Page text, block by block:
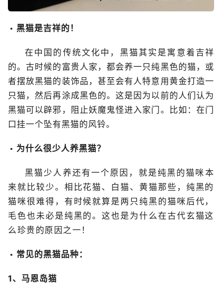
黑猫是吉祥的！
在中国的传统文化中，黑猫其实是寓意着吉祥
的。古时候的富贵人家，都会养一只纯黑色的猫，或
者摆放黑猫的装饰品，甚至会有人特意用黄金打造一
只猫，然后再涂成黑色的。这是因为以前的人们认为
黑猫可以辟邪，阻止妖魔鬼怪进入家门。比如：在门
口挂一个坠有黑猫的风铃。
为什么很少人养黑猫？
黑猫少人养还有一个原因，就是纯黑的猫咪本
来就比较少。相比花猫、白猫、黄猫那些，纯黑的
猫咪很难得，有时候就算是两只纯黑的猫咪后代，
毛色也未必是纯黑的。这也是为什么在古代玄猫这
么珍贵的原因之一！
常见的黑猫品种：
1、马恩岛猫